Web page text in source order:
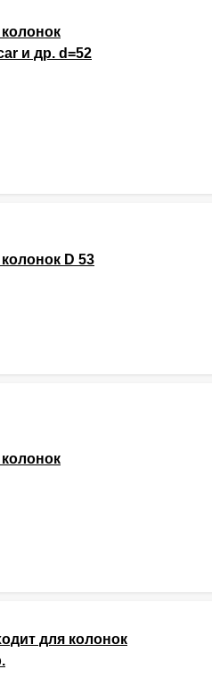
и др. d=52
D 53
для колонок